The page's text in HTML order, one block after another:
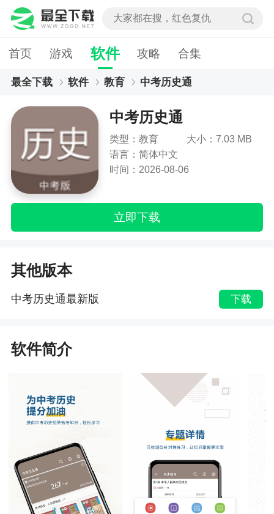
首页 游戏 软件 攻略 合集
最全下载 软件 教育 中考历史通
中考历史通
类型：教育
大小：7.03 MB
语言：简体中文
时间：2026-08-06
立即下载
其他版本
中考历史通最新版 下载
软件简介